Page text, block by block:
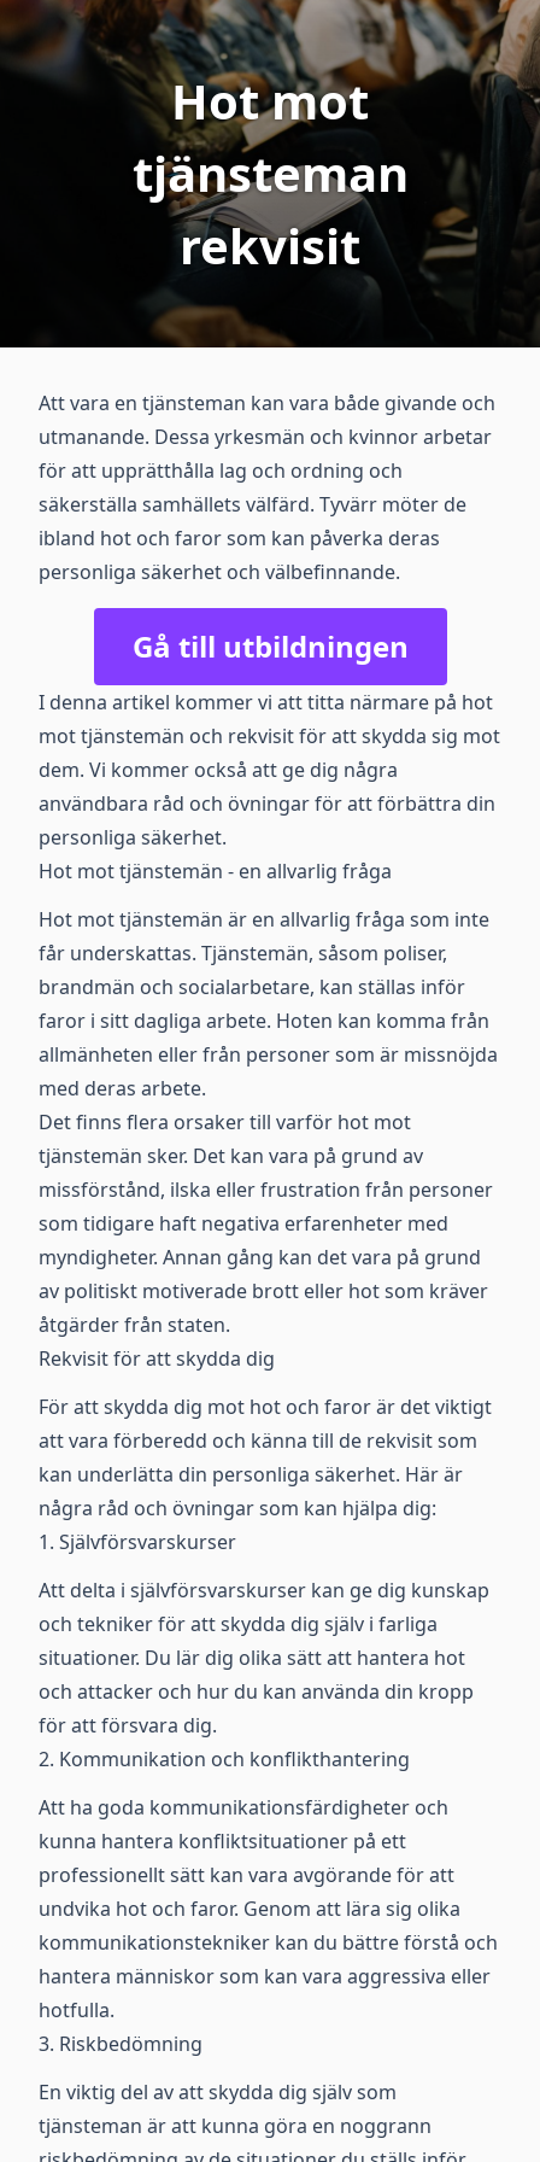
Hot mot
tjänsteman
rekvisit
Att vara en tjänsteman kan vara både givande och
utmanande. Dessa yrkesmän och kvinnor arbetar
för att upprätthålla lag och ordning och
säkerställa samhällets välfärd. Tyvärr möter de
ibland hot och faror som kan påverka deras
personliga säkerhet och välbefinnande.
Gå till utbildningen
I denna artikel kommer vi att titta närmare på hot
mot tjänstemän och rekvisit för att skydda sig mot
dem. Vi kommer också att ge dig några
användbara råd och övningar för att förbättra din
personliga säkerhet.
Hot mot tjänstemän - en allvarlig fråga
Hot mot tjänstemän är en allvarlig fråga som inte
får underskattas. Tjänstemän, såsom poliser,
brandmän och socialarbetare, kan ställas inför
faror i sitt dagliga arbete. Hoten kan komma från
allmänheten eller från personer som är missnöjda
med deras arbete.
Det finns flera orsaker till varför hot mot
tjänstemän sker. Det kan vara på grund av
missförstånd, ilska eller frustration från personer
som tidigare haft negativa erfarenheter med
myndigheter. Annan gång kan det vara på grund
av politiskt motiverade brott eller hot som kräver
åtgärder från staten.
Rekvisit för att skydda dig
För att skydda dig mot hot och faror är det viktigt
att vara förberedd och känna till de rekvisit som
kan underlätta din personliga säkerhet. Här är
några råd och övningar som kan hjälpa dig:
1. Självförsvarskurser
Att delta i självförsvarskurser kan ge dig kunskap
och tekniker för att skydda dig själv i farliga
situationer. Du lär dig olika sätt att hantera hot
och attacker och hur du kan använda din kropp
för att försvara dig.
2. Kommunikation och konflikthantering
Att ha goda kommunikationsfärdigheter och
kunna hantera konfliktsituationer på ett
professionellt sätt kan vara avgörande för att
undvika hot och faror. Genom att lära sig olika
kommunikationstekniker kan du bättre förstå och
hantera människor som kan vara aggressiva eller
hotfulla.
3. Riskbedömning
En viktig del av att skydda dig själv som
tjänsteman är att kunna göra en noggrann